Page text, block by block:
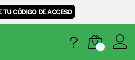
TU CÓDIGO DE ACCESO